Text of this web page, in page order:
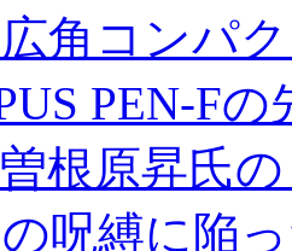
角コンパ
PEN-F
根原昇氏
呪縛に陥